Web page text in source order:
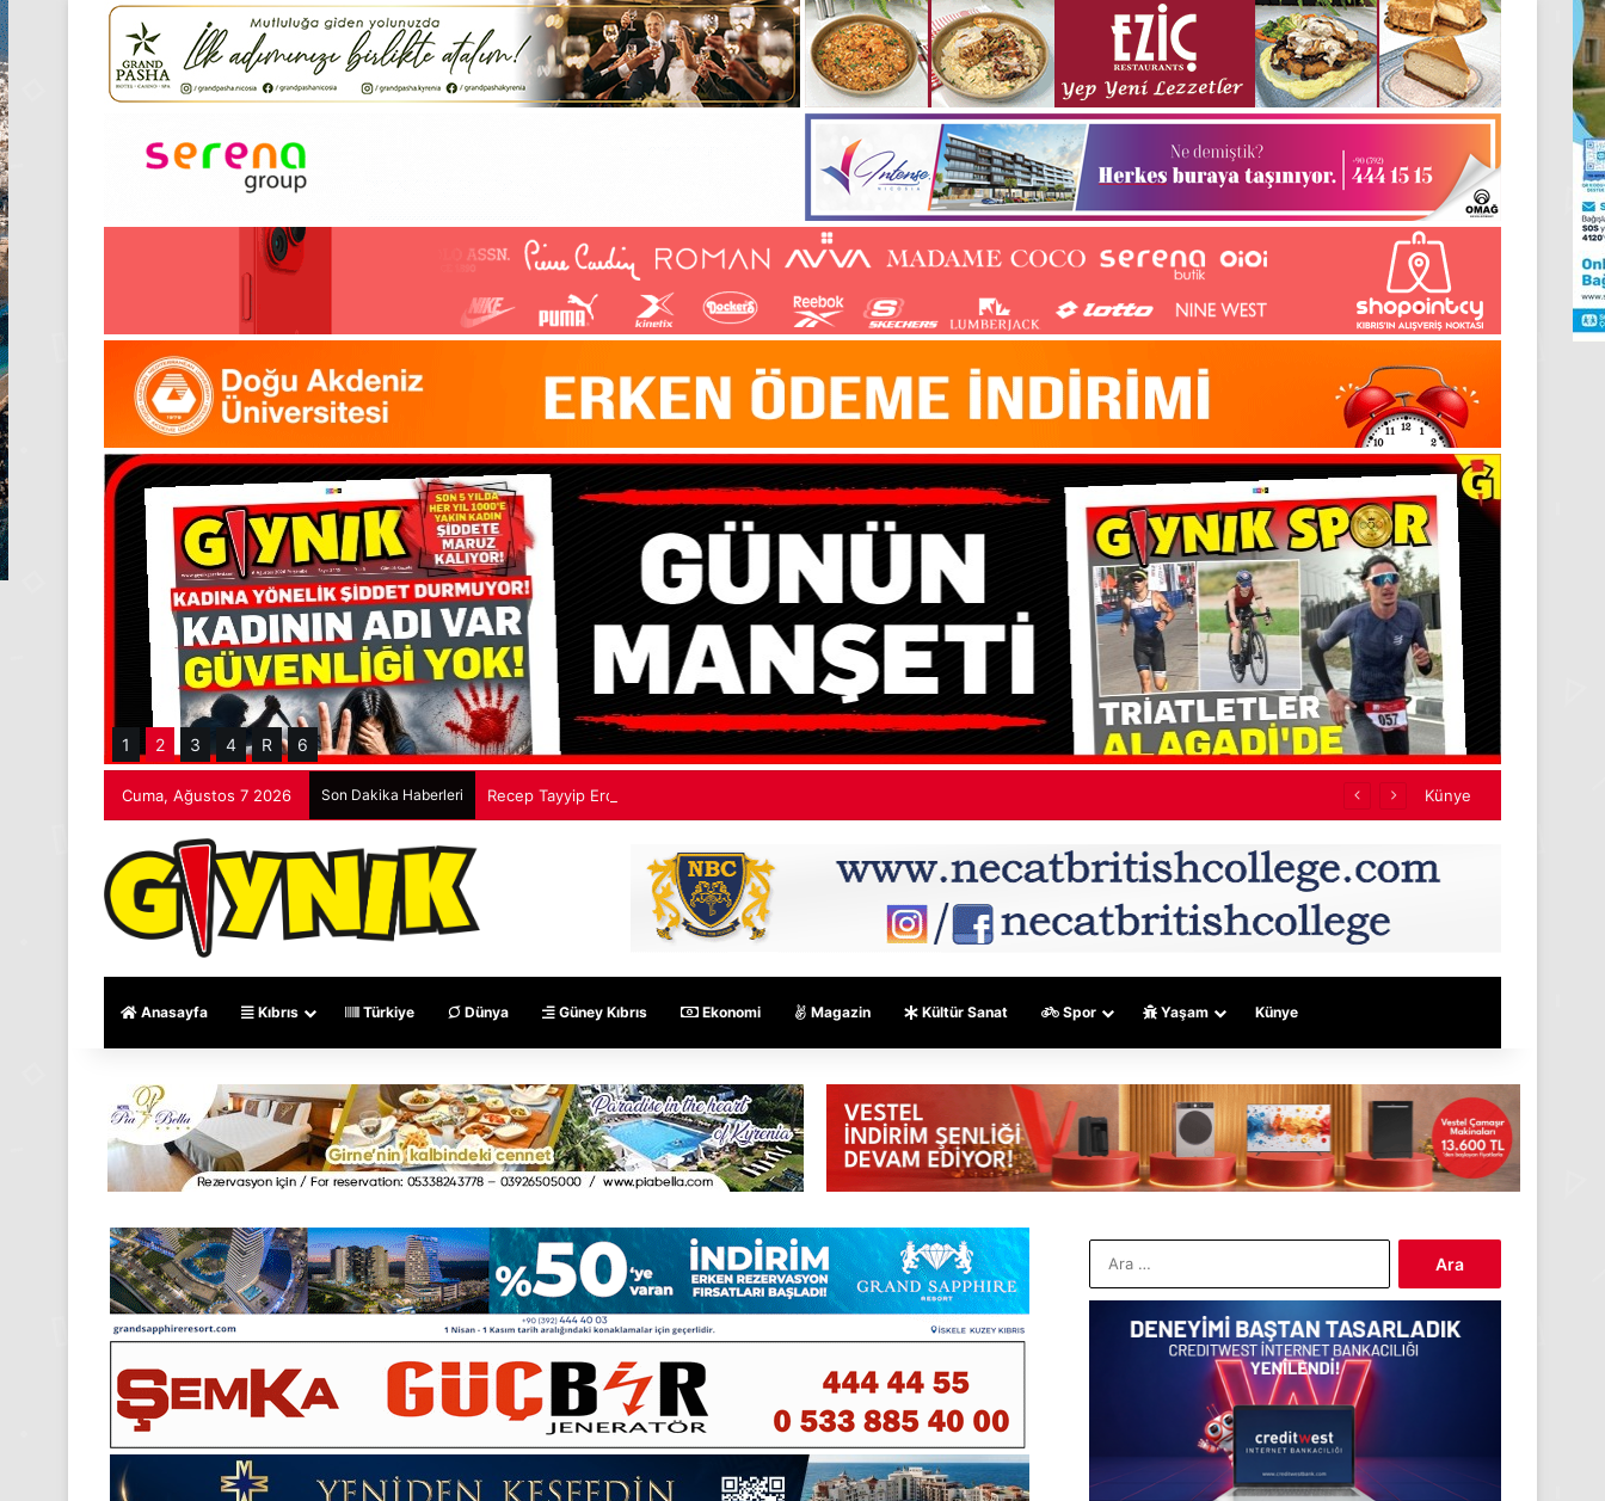
1 2 3 4 R 6
Cuma, Ağustos 7 2026 Son Dakika Haberleri Recep Tayyip Erdoğan: Mekke Ortak Savunma Anlaşması hiçbir ülkeyi hedef almıyor Künye
Anasayfa Kıbrıs Türkiye Dünya Güney Kıbrıs Ekonomi Magazin Kültür Sanat Spor Yaşam Künye